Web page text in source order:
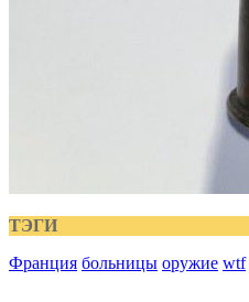
ТЭГИ
Франция больницы оружие wtf